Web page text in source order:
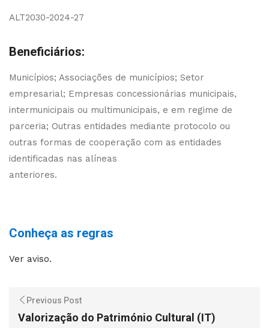
ALT2030-2024-27
Beneficiários:
Municípios; Associações de municípios; Setor
empresarial; Empresas concessionárias municipais,
intermunicipais ou multimunicipais, e em regime de
parceria; Outras entidades mediante protocolo ou
outras formas de cooperação com as entidades
identificadas nas alíneas
anteriores.
Conheça as regras
Ver aviso.
Previous Post
Valorização do Património Cultural (IT)